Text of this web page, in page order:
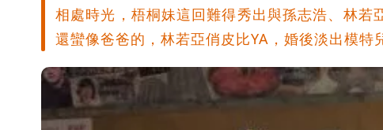
白海豚路徑變了！專家：離台又更近 暴風
3資深房仲遭聲押禁見！士院裁定全交保＋
UNIQLO涼感衣不涼？店員揭「洗標編號」
相處時光，梧桐妹這回難得秀出與孫志浩、林
還蠻像爸爸的，林若亞俏皮比YA，婚後淡出模特